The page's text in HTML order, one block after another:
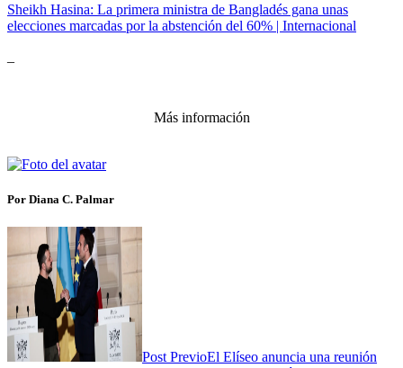
Sheikh Hasina: La primera ministra de Bangladés gana unas
elecciones marcadas por la abstención del 60% | Internacional
Más información
Por Diana C. Palmar
Post PrevioEl Elíseo anuncia una reunión